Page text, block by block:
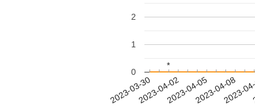
2023-03-302023-04-022023-04-052023-04-08
2023-
0
1
2
*
*